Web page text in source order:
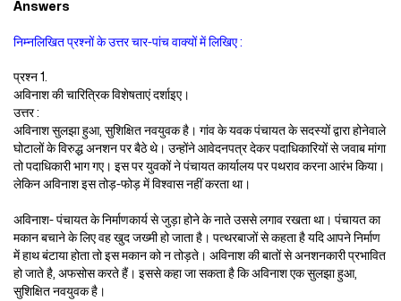
Answers
निम्नलिखित प्रश्नों के उत्तर चार-पांच वाक्यों में लिखिए :
प्रश्न 1.
अविनाश की चारित्रिक विशेषताएं दर्शाइए।
उत्तर :
अविनाश सुलझा हुआ, सुशिक्षित नवयुवक है। गांव के यवक पंचायत के सदस्यों द्वारा होनेवाले
घोटालों के विरुद्ध अनशन पर बैठे थे। उन्होंने आवेदनपत्र देकर पदाधिकारियों से जवाब मांगा
तो पदाधिकारी भाग गए। इस पर युवकों ने पंचायत कार्यालय पर पथराव करना आरंभ किया।
लेकिन अविनाश इस तोड़-फोड़ में विश्वास नहीं करता था।
अविनाश- पंचायत के निर्माणकार्य से जुड़ा होने के नाते उससे लगाव रखता था। पंचायत का
मकान बचाने के लिए वह खुद जख्मी हो जाता है। पत्थरबाजों से कहता है यदि आपने निर्माण
में हाथ बंटाया होता तो इस मकान को न तोड़ते। अविनाश की बातों से अनशनकारी प्रभावित
हो जाते है, अफसोस करते हैं। इससे कहा जा सकता है कि अविनाश एक सुलझा हुआ,
सुशिक्षित नवयुवक है।